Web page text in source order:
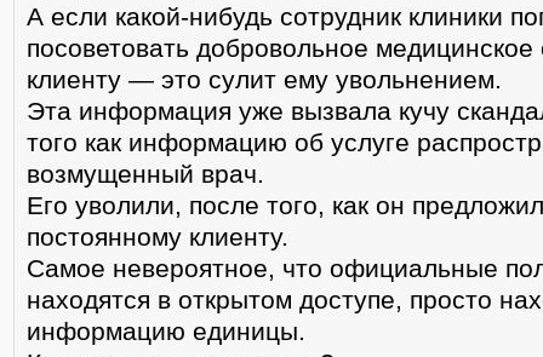
А если какой-нибудь сотрудник клиники
посоветовать добровольное
клиенту — это сулит ему увольнением.
Эта информация уже вызвала кучу
того как информацию об услуге
возмущенный врач.
Его уволили, после того, как он
постоянному клиенту.
Самое невероятное, что официальные
находятся в открытом доступе, просто
информацию единицы.